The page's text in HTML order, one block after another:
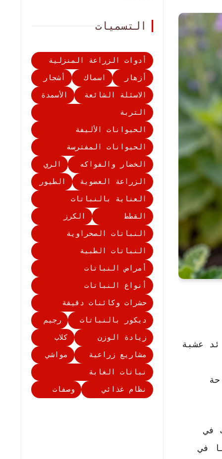
عشبة
في
في
التسميات
أدوات الزراعة المنزلية
أزهار
اسماك
أشجار
الاسئلة الشائعة
الأسمدة
التربة
الحيوانات الأليفة
الحيوانات المفترسة
الخضار والفواكه
الري
الزراعة العضوية
الطيور
العناية بالنباتات
القطط
الكرز
النباتات الصحراوية
النباتات الطبية
أمراض النباتات
أنواع النباتات
حشرات وكائنات دقيقة
ديكور بالنباتات
رجيم
زيادة الوزن
كلاب
مشاريع زراعية
مواشي
نباتات الغابة
نظام غذائي
وصفات